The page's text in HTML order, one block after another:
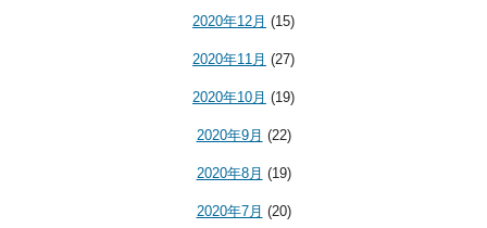
2020年12月 (15)
2020年11月 (27)
2020年10月 (19)
2020年9月 (22)
2020年8月 (19)
2020年7月 (20)